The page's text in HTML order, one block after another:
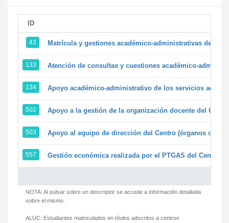
ID
43 Matrícula y gestiones académico-administrativas de la
133 Atención de consultas y cuestiones académico-
134 Apoyo académico-administrativo de los servicios
502 Apoyo a la gestión de la organización docente del
503 Apoyo al equipo de dirección del Centro (órganos
557 Gestión económica realizada por el PTGAS del Centro
NOTA: Al pulsar sobre un descriptor se accede a información detallada
sobre el mismo.
ALUC: Estudiantes matriculados en títulos adscritos a centros